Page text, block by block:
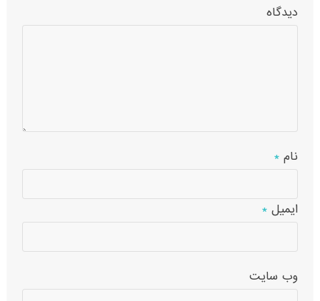
دیدگاه
نام*
ایمیل*
وب‌ سایت